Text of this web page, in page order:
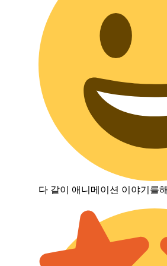
다 같이 애니메이션 이야기를